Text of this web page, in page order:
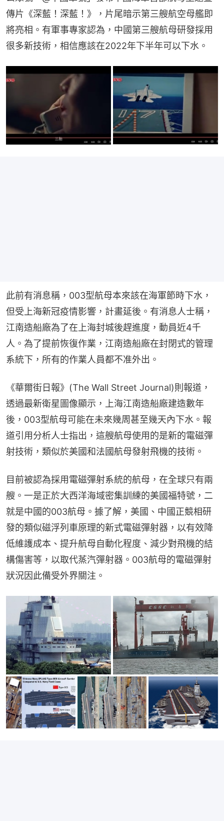
傳片《深藍！深藍！》，片尾暗示第三艘航空母艦即
將亮相。有軍事專家認為，中國第三艘航母研發採用
很多新技術，相信應該在2022年下半年可以下水。
此前有消息稱，003型航母本來該在海軍節時下水，
但受上海新冠疫情影響，計畫延後。有消息人士稱，
江南造船廠為了在上海封城後趕進度，動員近4千
人。為了提前恢復作業，江南造船廠在封閉式的管理
系統下，所有的作業人員都不准外出。
《華爾街日報》(The Wall Street Journal)則報道，
透過最新衛星圖像顯示，上海江南造船廠建造數年
後，003型航母可能在未來幾周甚至幾天內下水。報
道引用分析人士指出，這艘航母使用的是新的電磁彈
射技術，類似於美國和法國航母發射飛機的技術。
目前被認為採用電磁彈射系統的航母，在全球只有兩
艘。一是正於大西洋海域密集訓練的美國福特號，二
就是中國的003航母。據了解，美國、中國正競相研
發的類似磁浮列車原理的新式電磁彈射器，以有效降
低維護成本、提升航母自動化程度、減少對飛機的結
構傷害等，以取代蒸汽彈射器。003航母的電磁彈射
狀況因此備受外界關注。